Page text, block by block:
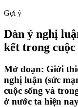
Gợi ý
Dàn ý nghị
kết trong cuộc
Mở đoạn: Giới
nghị luận (sức
cuộc sống và
ở nước ta hiện